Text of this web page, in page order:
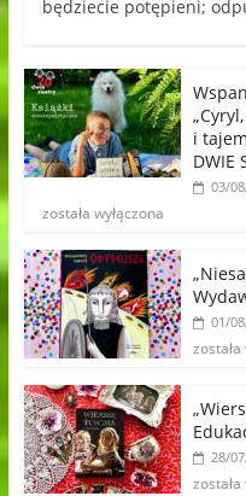
będziecie potępieni;
i
DWIE
03/
została wyłączona
01/
została
28/
została